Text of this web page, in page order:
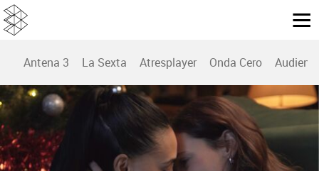
Antena 3 La Sexta Atresplayer Onda Cero